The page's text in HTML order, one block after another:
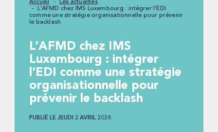
Accueil
Les actualités
L’AFMD chez IMS Luxembourg : intégrer l’EDI
comme une stratégie organisationnelle pour prévenir
le backlash
L’AFMD chez IMS
Luxembourg : intégrer
l’EDI comme une stratégie
organisationnelle pour
prévenir le backlash
PUBLIÉ LE JEUDI 2 AVRIL 2026